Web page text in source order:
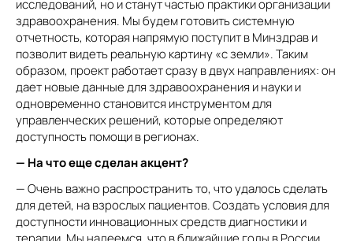
исследований, но и станут частью практики организации
здравоохранения. Мы будем готовить системную
отчетность, которая напрямую поступит в Минздрав и
позволит видеть реальную картину «с земли». Таким
образом, проект работает сразу в двух направлениях: он
дает новые данные для здравоохранения и науки и
одновременно становится инструментом для
управленческих решений, которые определяют
доступность помощи в регионах.
— На что еще сделан акцент?
— Очень важно распространить то, что удалось сделать
для детей, на взрослых пациентов. Создать условия для
доступности инновационных средств диагностики и